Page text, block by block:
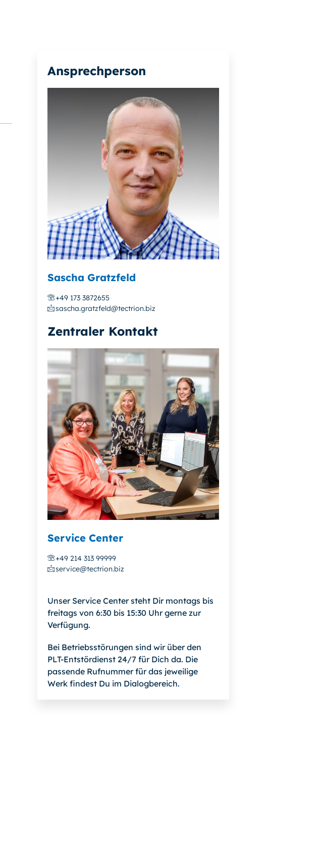
Ansprechperson
Sascha Gratzfeld
+49 173 3872655
sascha.gratzfeld@tectrion.biz
Zentraler Kontakt
Service Center
+49 214 313 99999
service@tectrion.biz
Unser Service Center steht Dir montags bis
freitags von 6:30 bis 15:30 Uhr gerne zur
Verfügung.
Bei Betriebsstörungen sind wir über den
PLT-Entstördienst 24/7 für Dich da. Die
passende Rufnummer für das jeweilige
Werk findest Du im Dialogbereich.